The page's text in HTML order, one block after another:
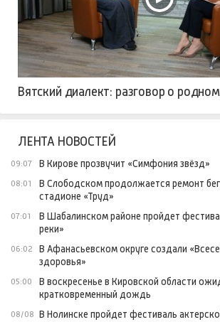
Вятский диалект: разговор о
ЛЕНТА НОВОСТЕЙ
09:07 В Кирове прозвучит «Симфония звёзд»
08:01
В Слободском продолжается ремонт
стадионе «Труд»
07:01
В Шабалинском районе пройдет
реки»
06:02
В Афанасьевском округе создали
здоровья»
05:00
В воскресенье в Кировской области
кратковременный дождь
08/08 В Нолинске пройдет фестиваль